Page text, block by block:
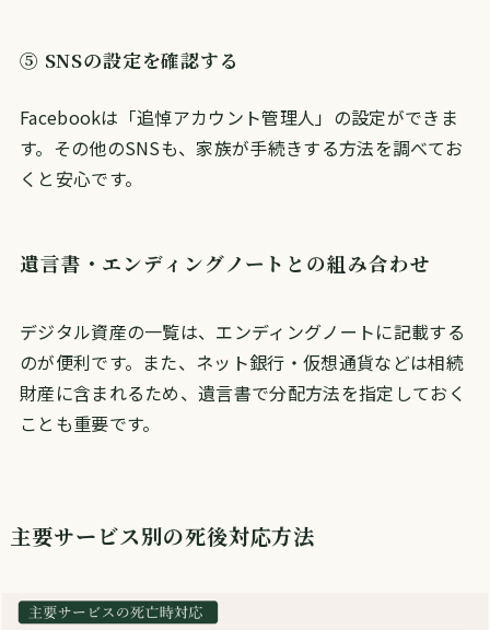
⑤ SNSの設定を確認する
Facebookは「追悼アカウント管理人」の設定ができま
す。その他のSNSも、家族が手続きする方法を調べてお
くと安心です。
遺言書・エンディングノートとの組み合わせ
デジタル資産の一覧は、エンディングノートに記載する
のが便利です。また、ネット銀行・仮想通貨などは相続
財産に含まれるため、遺言書で分配方法を指定しておく
ことも重要です。
主要サービス別の死後対応方法